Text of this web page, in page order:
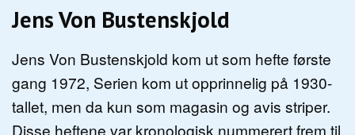
Jens Von Bustenskjold
Jens Von Bustenskjold kom ut som hefte første
gang 1972, Serien kom ut opprinnelig på 1930-
tallet, men da kun som magasin og avis striper.
Disse heftene var kronologisk nummerert frem til